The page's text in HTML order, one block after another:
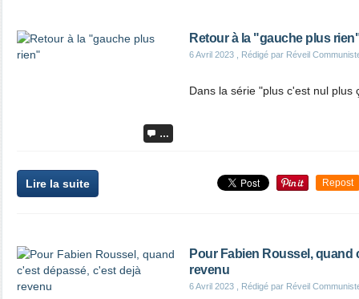
…
Retour à la "gauche plus
6 Avril 2023 , Rédigé par Réveil
Dans la série "plus c'est nul plus
Lire la suite Repost
Pour Fabien Roussel, quand
revenu
6 Avril 2023 , Rédigé par Réveil